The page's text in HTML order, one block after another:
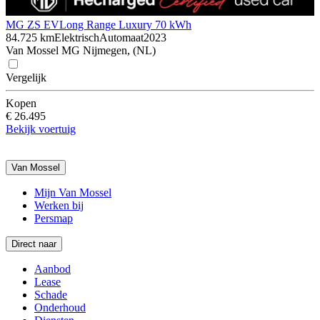
MG ZS EVLong Range Luxury 70 kWh
84.725 kmElektrischAutomaat2023
Van Mossel MG Nijmegen, (NL)
Vergelijk
Kopen
€ 26.495
Bekijk voertuig
Van Mossel
Mijn Van Mossel
Werken bij
Persmap
Direct naar
Aanbod
Lease
Schade
Onderhoud